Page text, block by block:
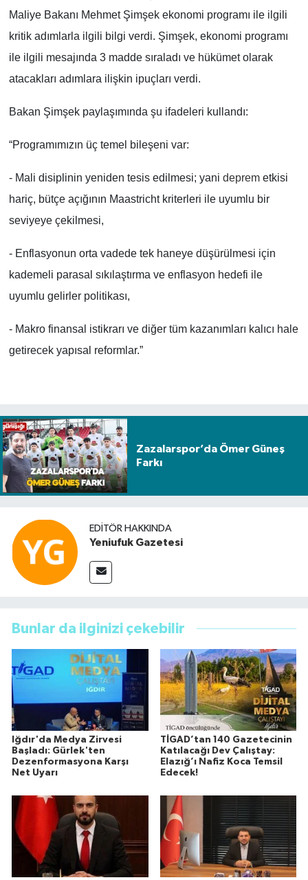
Maliye Bakanı Mehmet Şimşek ekonomi programı ile ilgili
kritik adımlarla ilgili bilgi verdi. Şimşek, ekonomi programı
ile ilgili mesajında 3 madde sıraladı ve hükümet olarak
atacakları adımlara ilişkin ipuçları verdi.
Bakan Şimşek paylaşımında şu ifadeleri kullandı:
“Programımızın üç temel bileşeni var:
- Mali disiplinin yeniden tesis edilmesi; yani depremetkisi
hariç, bütçe açığının Maastricht kriterleri ile uyumlu bir
seviyeye çekilmesi,
- Enflasyonun orta vadede tek haneye düşürülmesi için
kademeli parasal sıkılaştırma ve enflasyon hedefi ile
uyumlu gelirler politikası,
- Makro finansal istikrarı ve diğer tüm kazanımları kalıcı hale
getirecek yapısal reformlar.”
Zazalarspor’da Ömer Güneş
Farkı
EDITÖR HAKKINDA
Yeniufuk Gazetesi
Bunlar da ilginizi çekebilir
Iğdır'da Medya Zirvesi
Başladı: Gürlek'ten
Dezenformasyona Karşı
Net Uyarı
TİGAD’tan 140 Gazetecinin
Katılacağı Dev Çalıştay:
Elazığ’ı Nafiz Koca Temsil
Edecek!